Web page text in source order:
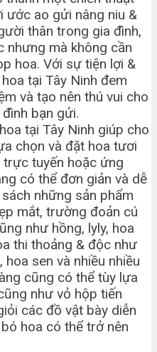
ước ao gửi nâng niu &
thân trong gia đình,
nhưng mà không cần
hoa. Với sự tiện lợi &
tại Tây Ninh đem
và tạo nên thú vui cho
bạn gửi.
tại Tây Ninh giúp cho
chọn và đặt hoa tươi
tuyến hoặc ứng
có thể đơn giản và dễ
những sản phẩm
mắt, trường đoản cú
như hồng, lyly, hoa
thi thoảng & độc như
sen và nhiều nhiều
cũng có thể tùy lựa
như vỏ hộp tiến
các đồ vật bày diễn
hoa có thể trở nên